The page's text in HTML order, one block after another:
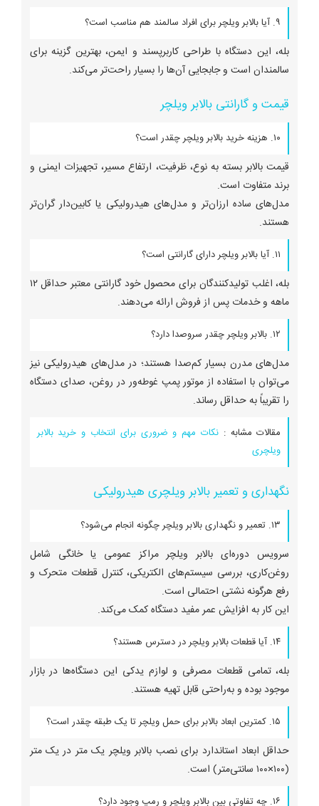
۹. آیا بالابر ویلچر برای افراد سالمند هم مناسب است؟
بله، این دستگاه با طراحی کاربرپسند و ایمن، بهترین گزینه برای
سالمندان است و جابجایی آن‌ها را بسیار راحت‌تر می‌کند.
قیمت و گارانتی بالابر ویلچر
۱۰. هزینه خرید بالابر ویلچر چقدر است؟
قیمت بالابر بسته به نوع، ظرفیت، ارتفاع مسیر، تجهیزات ایمنی و
برند متفاوت است.
مدل‌های ساده ارزان‌تر و مدل‌های هیدرولیکی یا کابین‌دار گران‌تر
هستند.
۱۱. آیا بالابر ویلچر دارای گارانتی است؟
بله، اغلب تولیدکنندگان برای محصول خود گارانتی معتبر حداقل ۱۲
ماهه و خدمات پس از فروش ارائه می‌دهند.
۱۲. بالابر ویلچر چقدر سروصدا دارد؟
مدل‌های مدرن بسیار کم‌صدا هستند؛ در مدل‌های هیدرولیکی نیز
می‌توان با استفاده از موتور پمپ غوطه‌ور در روغن، صدای دستگاه
را تقریباً به حداقل رساند.
مقالات مشابه : نکات مهم و ضروری برای انتخاب و خرید بالابر
ویلچری
نگهداری و تعمیر بالابر ویلچری هیدرولیکی
۱۳. تعمیر و نگهداری بالابر ویلچر چگونه انجام می‌شود؟
سرویس دوره‌ای بالابر ویلچر مراکز عمومی یا خانگی شامل
روغن‌کاری، بررسی سیستم‌های الکتریکی، کنترل قطعات متحرک و
رفع هرگونه نشتی احتمالی است.
این کار به افزایش عمر مفید دستگاه کمک می‌کند.
۱۴. آیا قطعات بالابر ویلچر در دسترس هستند؟
بله، تمامی قطعات مصرفی و لوازم یدکی این دستگاه‌ها در بازار
موجود بوده و به‌راحتی قابل تهیه هستند.
۱۵. کمترین ابعاد بالابر برای حمل ویلچر تا یک طبقه چقدر است؟
حداقل ابعاد استاندارد برای نصب بالابر ویلچر یک متر در یک متر
(۱۰۰×۱۰۰ سانتی‌متر) است.
۱۶. چه تفاوتی بین بالابر ویلچر و رمپ وجود دارد؟